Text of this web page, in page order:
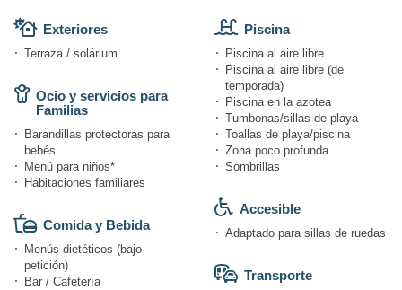
Exteriores
Terraza / solárium
Ocio y servicios para
Familias
Barandillas protectoras para
bebés
Menú para niños*
Habitaciones familiares
Comida y Bebida
Menús dietéticos (bajo
petición)
Bar / Cafetería
Piscina
Piscina al aire libre
Piscina al aire libre (de
temporada)
Piscina en la azotea
Tumbonas/sillas de playa
Toallas de playa/piscina
Zona poco profunda
Sombrillas
Accesible
Adaptado para sillas de ruedas
Transporte